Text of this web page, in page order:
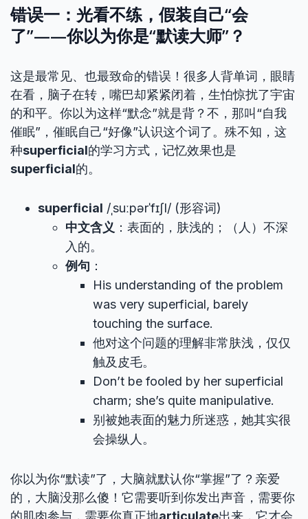
错误一：光看不练，假装自己“会
了”——你以为你是“默读大师”？
这是最常见、也最致命的错误！很多人背单词，眼睛
在看，脑子在转，嘴巴却紧紧闭着，生怕惊扰了宇宙
的和平。你以为这样“默念”就是背？不，那叫“自我
催眠”，催眠自己“好像”认识这个词了。殊不知，这
种superficial的学习方式，记忆效果也是
superficial的。
superficial /ˌsuːpərˈfɪʃl/ (形容词)
中文含义 ：表面的，肤浅的；（人）不深
入的。
例句 ：
His understanding of the problem
was very superficial, barely
touching the surface.
他对这个问题的理解非常肤浅，仅仅
触及皮毛。
Don’t be fooled by her superficial
charm; she’s quite manipulative.
别被她表面的魅力所迷惑，她其实很
会操纵人。
你以为你“默读”了，大脑就默认你“掌握”了？亲爱
的，大脑没那么傻！它需要听到你发出声音，需要你
的肌肉参与，需要你真正地articulate出来，它才会